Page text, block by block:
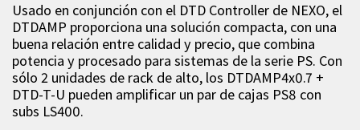
Usado en conjunción con el DTD Controller de NEXO, el
DTDAMP proporciona una solución compacta, con una
buena relación entre calidad y precio, que combina
potencia y procesado para sistemas de la serie PS. Con
sólo 2 unidades de rack de alto, los DTDAMP4x0.7 +
DTD-T-U pueden amplificar un par de cajas PS8 con
subs LS400.